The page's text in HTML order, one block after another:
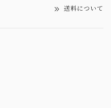
送料について